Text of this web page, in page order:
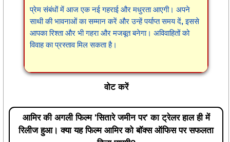
प्रेम संबंधों में आज एक नई गहराई और मधुरता आएगी। अपने
साथी की भावनाओं का सम्मान करें और उन्हें पर्याप्त समय दें, इससे
आपका रिश्ता और भी गहरा और मजबूत बनेगा। अविवाहितों को
विवाह का प्रस्ताव मिल सकता है।
वोट करें
आमिर की अगली फिल्म 'सितारे जमीन पर' का ट्रेलर हाल ही में
रिलीज हुआ। क्या यह फिल्म आमिर को बॉक्स ऑफिस पर सफलता